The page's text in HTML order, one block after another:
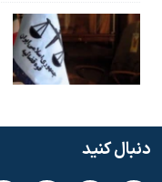
دنبال کنید